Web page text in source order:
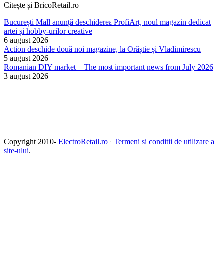
Citește și BricoRetail.ro
București Mall anunță deschiderea ProfiArt, noul magazin dedicat
artei și hobby-urilor creative
6 august 2026
Action deschide două noi magazine, la Orăștie și Vladimirescu
5 august 2026
Romanian DIY market – The most important news from July 2026
3 august 2026
Copyright 2010- ElectroRetail.ro · Termeni si conditii de utilizare a
site-ului.